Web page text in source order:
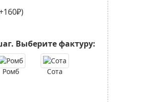
Выберите фактуру:
Ромб Сота